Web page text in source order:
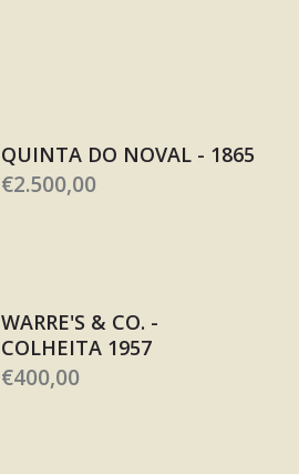
QUINTA DO NOVAL - 1865
€2.500,00
WARRE'S & CO. -
COLHEITA 1957
€400,00